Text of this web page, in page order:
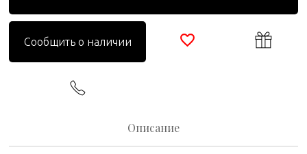
Сообщить о наличии
Описание